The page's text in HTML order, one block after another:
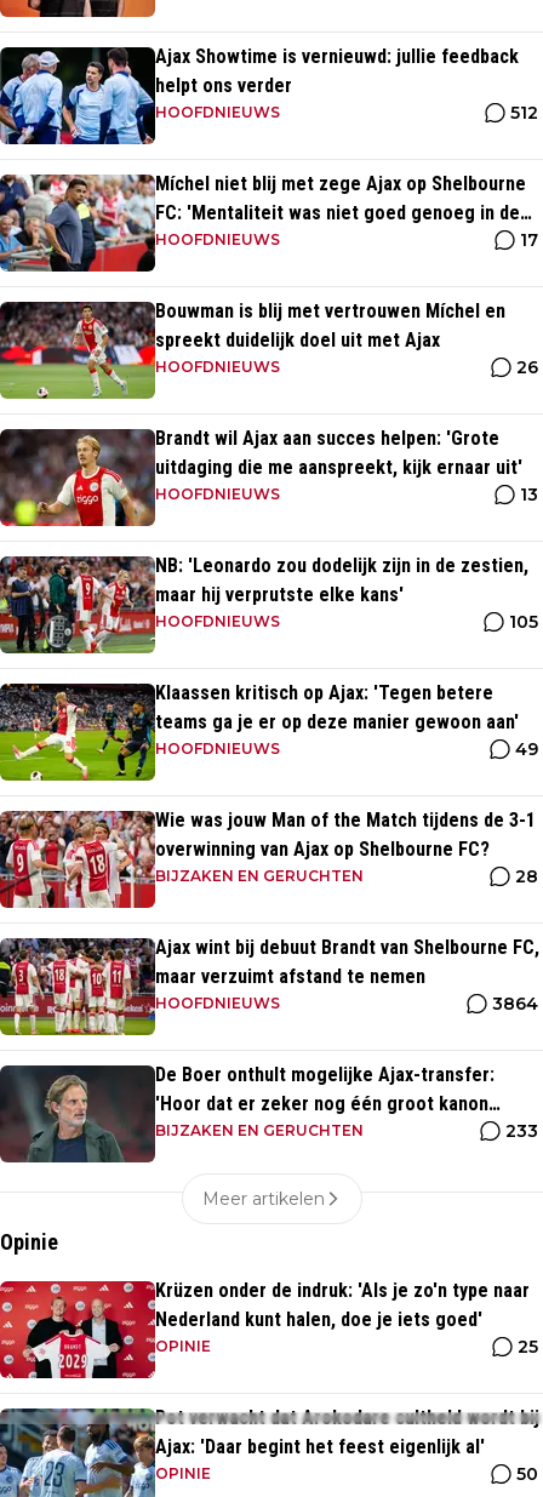
Ajax Showtime is vernieuwd: jullie feedback
helpt ons verder
HOOFDNIEUWS 512
Míchel niet blij met zege Ajax op Shelbourne
FC: 'Mentaliteit was niet goed genoeg in de
slotfase'
HOOFDNIEUWS 17
Bouwman is blij met vertrouwen Míchel en
spreekt duidelijk doel uit met Ajax
HOOFDNIEUWS 26
Brandt wil Ajax aan succes helpen: 'Grote
uitdaging die me aanspreekt, kijk ernaar uit'
HOOFDNIEUWS 13
NB: 'Leonardo zou dodelijk zijn in de zestien,
maar hij verprutste elke kans'
HOOFDNIEUWS 105
Klaassen kritisch op Ajax: 'Tegen betere
teams ga je er op deze manier gewoon aan'
HOOFDNIEUWS 49
Wie was jouw Man of the Match tijdens de 3-1
overwinning van Ajax op Shelbourne FC?
BIJZAKEN EN GERUCHTEN 28
Ajax wint bij debuut Brandt van Shelbourne FC,
maar verzuimt afstand te nemen
HOOFDNIEUWS 3864
De Boer onthult mogelijke Ajax-transfer:
'Hoor dat er zeker nog één groot kanon
aankomt'
BIJZAKEN EN GERUCHTEN 233
Meer artikelen
Opinie
Krüzen onder de indruk: 'Als je zo'n type naar
Nederland kunt halen, doe je iets goed'
OPINIE 25
Pot verwacht dat Arokodare cultheld wordt bij
Ajax: 'Daar begint het feest eigenlijk al'
OPINIE 50